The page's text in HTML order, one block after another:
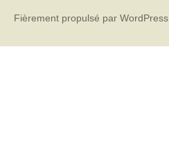
Fièrement propulsé par WordPress